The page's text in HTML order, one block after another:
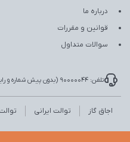
درباره ما
قوانین و مقررات
سوالات متداول
تلفن: 90000044 (بدون پیش شماره و رایگان)
اجاق گاز توالت ایرانی